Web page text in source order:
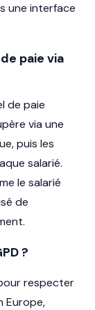
une interface
paie via
de paie
via une
puis les
salarié.
le salarié
de
?
respecter
Europe,